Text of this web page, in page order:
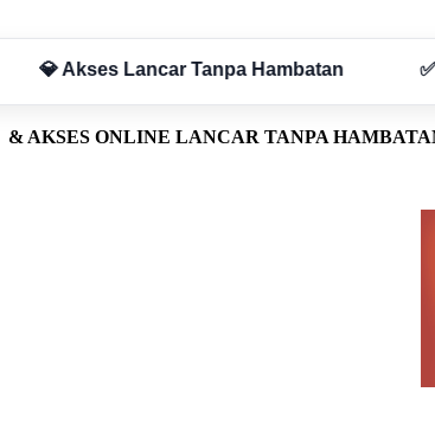
& Terpercaya
& AKSES ONLINE LANCAR TANPA